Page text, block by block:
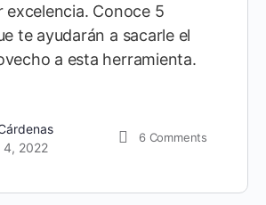
excelencia. Conoce 5
te ayudarán a sacarle el
a esta herramienta.
4, 2022
6 Comments